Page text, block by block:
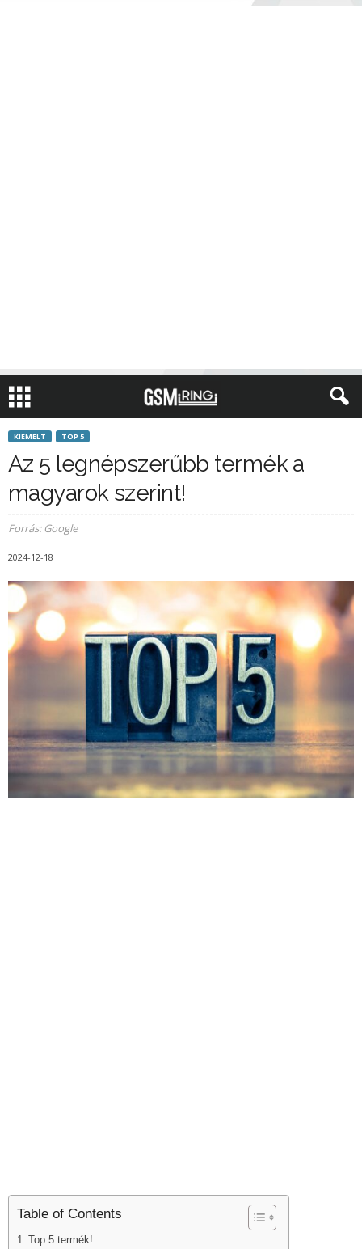
KIEMELT TOP 5
Az 5 legnépszerűbb termék a
magyarok szerint!
Forrás: Google
2024-12-18
Table of Contents
Top 5 termék!